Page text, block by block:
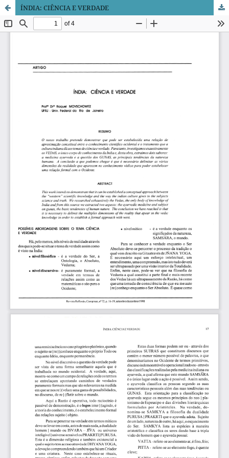
ÍNDIA: CIÊNCIA E VERDADE